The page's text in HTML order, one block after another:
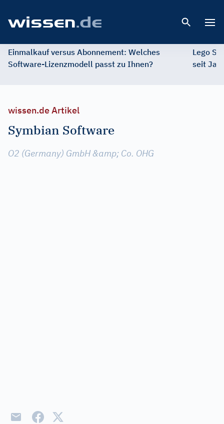
Einmalkauf versus Abonnement: Welches
Software-Lizenzmodell passt zu Ihnen?
Lego
seit
wissen.de Artikel
Symbian Software
O2 (Germany) GmbH &amp; Co. OHG